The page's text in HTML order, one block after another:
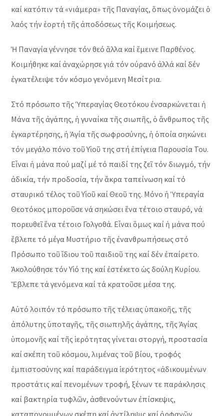
καί κατόπιν τά «νιάμερα» τῆς Παναγίας, ὅπως ὀνομάζει ὁ
λαός τήν ἑορτή τῆς ἀποδόσεως τῆς Κοιμήσεως.
Ἡ Παναγία γέννησε τόν θεό ἄλλα καί ἔμεινε Παρθένος.
Κοιμήθηκε καί ἀναχώρησε γιά τόν οὐρανό ἀλλά καί δέν
ἐγκατέλειψε τόν κόσμο γενόμενη Μεσίτρια.
Στό πρόσωπο τῆς Ὑπεραγίας Θεοτόκου ἐνσαρκώνεται ἡ
Μάνα τῆς ἀγάπης, ἡ γυναίκα τῆς σιωπῆς, ὁ ἄνθρωπος τῆς
ἐγκαρτέρησης, ἡ Ἁγία τῆς σωφροσύνης, ἡ ὁποία σηκώνει
τόν μεγάλο πόνο τοῦ Υἱοῦ της στή ἐπίγεια Παρουσία Του.
Εἶναι ἡ μάνα πού μαζί μέ τό παιδί της ζεῖ τόν διωγμό, τήν
ἀδικία, τήν προδοσία, τήν ἄκρα ταπείνωση καί τό
σταυρικό τέλος τοῦ Υἱοῦ καί Θεοῦ της. Μόνο ἡ Ὑπεραγία
Θεοτόκος μποροῦσε νά σηκώσει ἕνα τέτοιο σταυρό, νά
πορευθεῖ ἕνα τέτοιο Γολγοθά. Εἶναι ὅμως καί ἡ μάνα πού
ἔβλεπε τό μέγα Μυστήριο τῆς ἐνανθρωπήσεως στό
Πρόσωπο τοῦ ἴδιου τοῦ παιδιοῦ της καί δέν ἐπαίρετο.
Ἀκολούθησε τόν Υἱό της καί ἐστέκετο ὡς δούλη Κυρίου.
Ἔβλεπε τά γενόμενα καί τά κρατοῦσε μέσα της.
Αὐτό λοιπόν τό πρόσωπο τῆς τέλειας ὑπακοῆς, τῆς
ἀπόλυτης ὑποταγῆς, τῆς σιωπηλῆς ἀγάπης, τῆς Ἁγίας
ὑπομονῆς καί τῆς ἱερότητας γίνεται στοργή, προστασία
καί σκέπη τοῦ κόσμου, λιμένας τοῦ βίου, τροφός
ἐμπιστοσύνης καί παράδειγμα ἱερότητος «ἀδικουμένων
προστάτις καί πενομένων τροφή, ξένων τε παράκλησις
καί βακτηρία τυφλῶν, ἀσθενούντων ἐπίσκεψις,